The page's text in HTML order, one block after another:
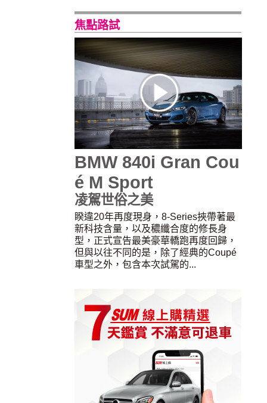
焦點路試
BMW 840i Gran Cou
é M Sport
凌駕世俗之美
睽違20年再度現身，8-Series挾帶著最
新科技含量，以及穠纖合度的修長身
型，正式宣告最美豪華轎跑再度回歸，
但與以往不同的是，除了經典的Coupé
車型之外，包含本次試駕的...